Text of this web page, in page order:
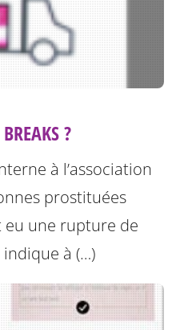
?
à l’association
prostituées
eu une rupture de
indique à (…)